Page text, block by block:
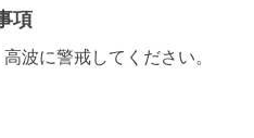
項
波に警戒してください。